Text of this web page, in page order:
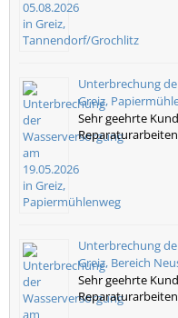
Unterbrechung
Greiz,
Sehr geehrte
Unterbrechung
Greiz, Bereich
Sehr geehrte